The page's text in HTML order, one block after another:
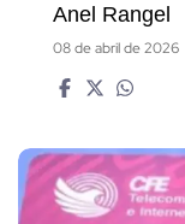
Anel Rangel
08 de abril de 2026